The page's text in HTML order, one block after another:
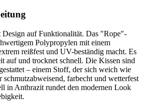
auf Funktionalität. Das "Rope"-
Polypropylen mit einem
reißfest und UV-beständig macht. Es
auf und trocknet schnell. Die Kissen sind
– einem Stoff, der sich weich wie
farbecht und wetterfest
in Anthrazit rundet den modernen Look